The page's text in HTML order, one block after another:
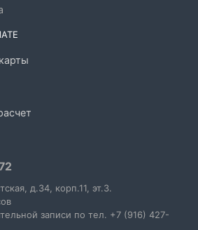
, д.34, корп.11, эт.3.
записи по тел. +7 (916) 427-